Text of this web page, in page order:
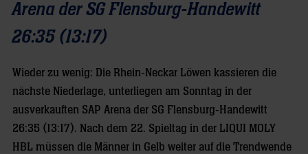
Arena der SG Flensburg-Handewitt
26:35 (13:17)
Wieder zu wenig: Die Rhein-Neckar Löwen kassieren die
nächste Niederlage, unterliegen am Sonntag in der
ausverkauften SAP Arena der SG Flensburg-Handewitt
26:35 (13:17). Nach dem 22. Spieltag in der LIQUI MOLY
HBL müssen die Männer in Gelb weiter auf die Trendwende